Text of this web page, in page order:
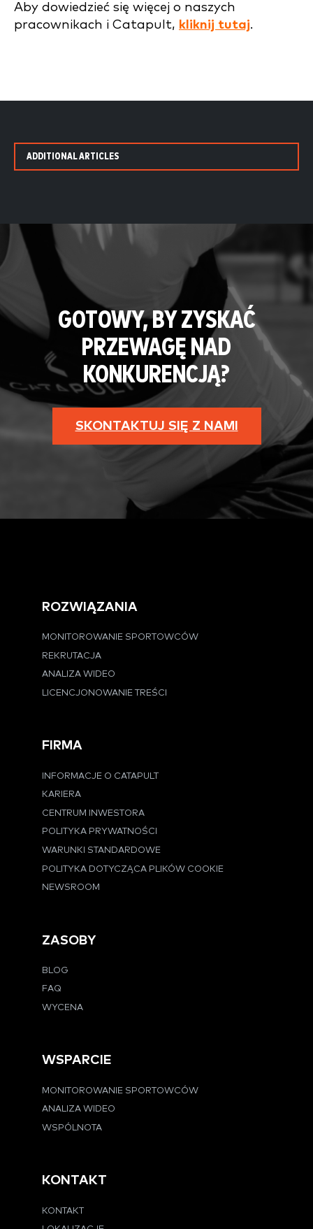
Aby dowiedzieć się więcej o naszych
pracownikach i Catapult, kliknij tutaj.
ADDITIONAL ARTICLES
GOTOWY, BY ZYSKAĆ
PRZEWAGĘ NAD
KONKURENCJĄ?
SKONTAKTUJ SIĘ Z NAMI
ROZWIĄZANIA
MONITOROWANIE SPORTOWCÓW
REKRUTACJA
ANALIZA WIDEO
LICENCJONOWANIE TREŚCI
FIRMA
INFORMACJE O CATAPULT
KARIERA
CENTRUM INWESTORA
POLITYKA PRYWATNOŚCI
WARUNKI STANDARDOWE
POLITYKA DOTYCZĄCA PLIKÓW COOKIE
NEWSROOM
ZASOBY
BLOG
FAQ
WYCENA
WSPARCIE
MONITOROWANIE SPORTOWCÓW
ANALIZA WIDEO
WSPÓLNOTA
KONTAKT
KONTAKT